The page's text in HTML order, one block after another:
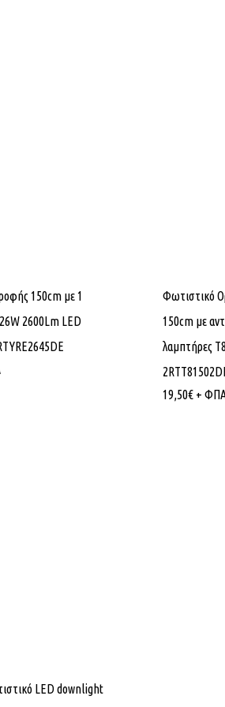
150cm με 1
2600Lm LED
Φωτιστικό
150cm με
λαμπτήρες
19,50€ +
LED downlight